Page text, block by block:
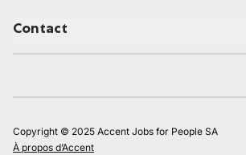
Contact
Copyright © 2025 Accent Jobs for People SA
À propos d’Accent